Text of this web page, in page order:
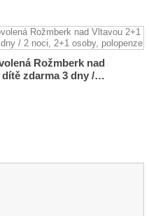
Rožmberk nad
dítě zdarma 3 dny /…